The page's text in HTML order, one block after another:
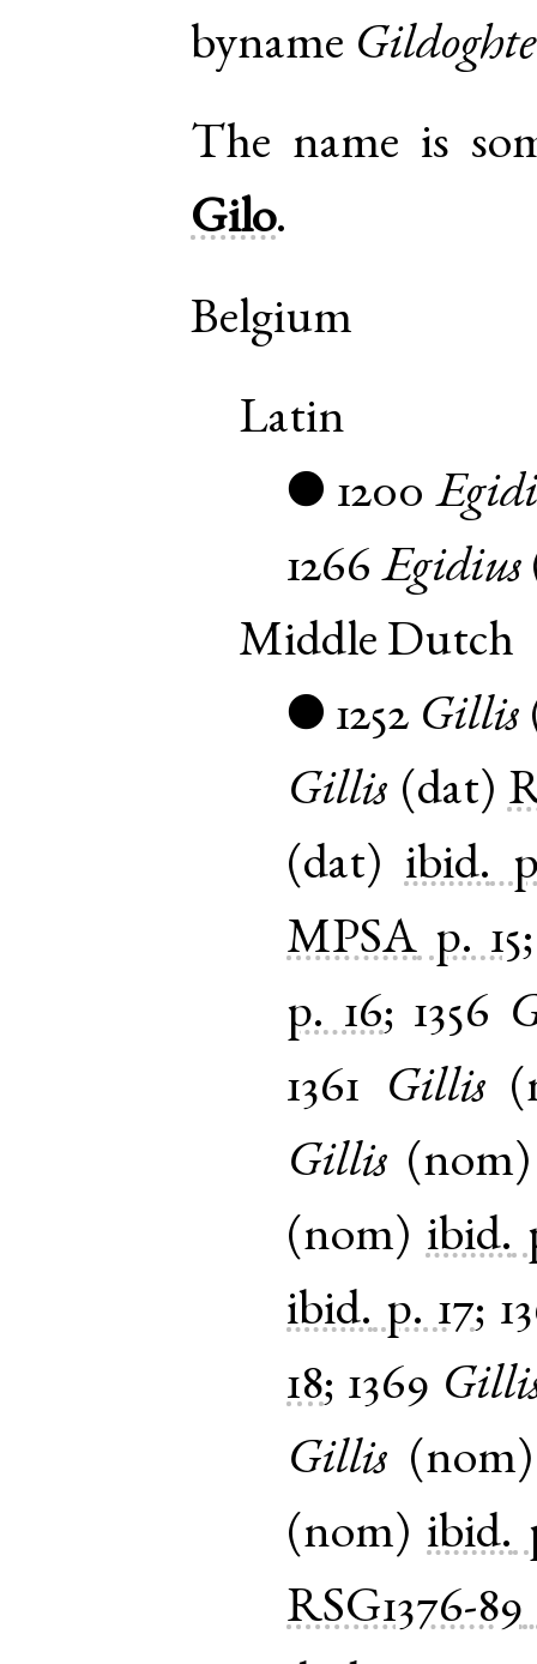
byname
The name is
Gilo.
Belgium
Latin
● 1200
1266 Egidius
Middle Dutch
● 1252 Gillis
Gillis (dat)
(dat) ibid.
MPSA p. 15
p. 16; 1356
1361
Gillis(
Gillis (nom
(nom) ibid.
ibid. p. 17;
18; 1369
Gillis (nom
(nom) ibid.
RSG1376-89